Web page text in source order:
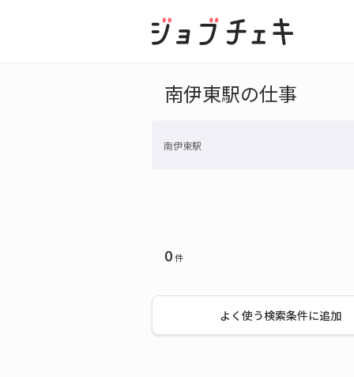
南伊東駅の仕事
南伊東駅
0件
よく使う検索条件に追加